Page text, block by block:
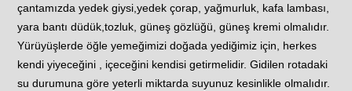
çantamızda yedek giysi,yedek çorap, yağmurluk, kafa lambası,
yara bantı düdük,tozluk, güneş gözlüğü, güneş kremi olmalıdır.
Yürüyüşlerde öğle yemeğimizi doğada yediğimiz için, herkes
kendi yiyeceğini , içeceğini kendisi getirmelidir. Gidilen rotadaki
su durumuna göre yeterli miktarda suyunuz kesinlikle olmalıdır.